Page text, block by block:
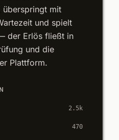
überspringt mit
und spielt
der Erlös fließt in
und die
Plattform.
2.5k
470